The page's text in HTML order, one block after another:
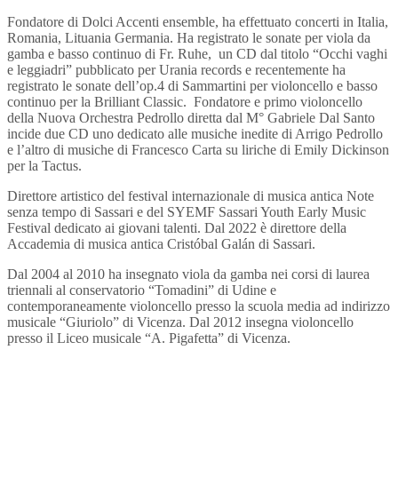
Fondatore di Dolci Accenti ensemble, ha effettuato concerti in Italia,
Romania, Lituania Germania. Ha registrato le sonate per viola da
gamba e basso continuo di Fr. Ruhe, un CD dal titolo “Occhi vaghi
e leggiadri” pubblicato per Urania records e recentemente ha
registrato le sonate dell’op.4 di Sammartini per violoncello e basso
continuo per la Brilliant Classic. Fondatore e primo violoncello
della Nuova Orchestra Pedrollo diretta dal M° Gabriele Dal Santo
incide due CD uno dedicato alle musiche inedite di Arrigo Pedrollo
e l’altro di musiche di Francesco Carta su liriche di Emily Dickinson
per la Tactus.
Direttore artistico del festival internazionale di musica antica Note
senza tempo di Sassari e del SYEMF Sassari Youth Early Music
Festival dedicato ai giovani talenti. Dal 2022 è direttore della
Accademia di musica antica Cristóbal Galán di Sassari.
Dal 2004 al 2010 ha insegnato viola da gamba nei corsi di laurea
triennali al conservatorio “Tomadini” di Udine e
contemporaneamente violoncello presso la scuola media ad indirizzo
musicale “Giuriolo” di Vicenza. Dal 2012 insegna violoncello
presso il Liceo musicale “A. Pigafetta” di Vicenza.